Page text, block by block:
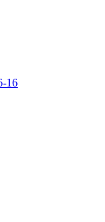
16